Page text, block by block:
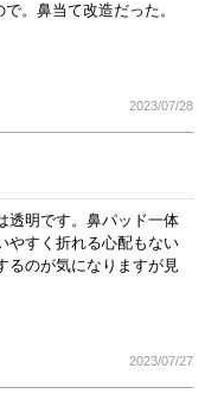
。鼻当て改造だった。
2023/07/28
透明です。鼻パッド一体
やすく折れる心配もない
るのが気になりますが見
2023/07/27